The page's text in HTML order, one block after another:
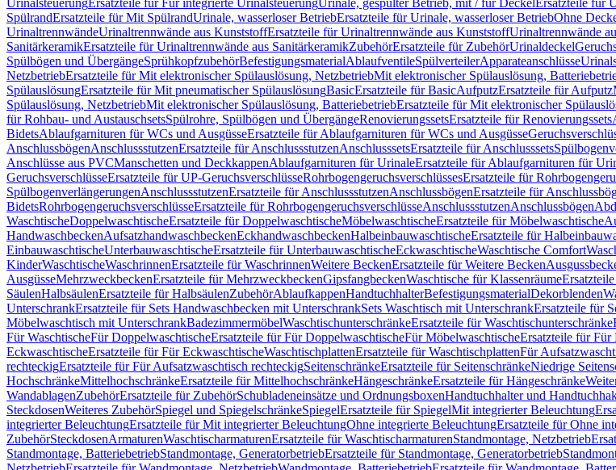
UrinalsteuerungErsatzteile für Für integrierte UrinalsteuerungUrinale, gespülter Betrieb, mit / für DeckelErsatzteile für
SpülrandErsatzteile für Mit SpülrandUrinale, wasserloser BetriebErsatzteile für Urinale, wasserloser BetriebOhne
UrinaltrennwändeUrinaltrennwände aus KunststoffErsatzteile für Urinaltrennwände aus KunststoffUrinaltrennwände
SanitärkeramikErsatzteile für Urinaltrennwände aus SanitärkeramikZubehörErsatzteile für ZubehörUrinaldeckel
Spülbögen und ÜbergängeSprühkopfzubehörBefestigungsmaterialAblaufventileSpülverteilerApparateanschlüsse
NetzbetriebErsatzteile für Mit elektronischer Spülauslösung, NetzbetriebMit elektronischer Spülauslösung,
SpülauslösungErsatzteile für Mit pneumatischer SpülauslösungBasicErsatzteile für BasicAufputzErsatzteile für Aufputz
Spülauslösung, NetzbetriebMit elektronischer Spülauslösung, BatteriebetriebErsatzteile für Mit elektronischer
für Rohbau- und AustauschsetsSpülrohre, Spülbögen und ÜbergängeRenovierungssetsErsatzteile für Renovierungssets
BidetsAblaufgarnituren für WCs und AusgüsseErsatzteile für Ablaufgarnituren für WCs und Ausgüsse
AnschlussbögenAnschlussstutzenErsatzteile für AnschlussstutzenAnschlusssetsErsatzteile für Anschlusssets
Anschlüsse aus PVCManschetten und DeckkappenAblaufgarnituren für UrinaleErsatzteile für Ablaufgarnituren für
GeruchsverschlüsseErsatzteile für UP-GeruchsverschlüsseRohrbogengeruchsverschlüssesErsatzteile für
SpülbogenverlängerungenAnschlussstutzenErsatzteile für AnschlussstutzenAnschlussbögenErsatzteile für
BidetsRohrbogengeruchsverschlüsseErsatzteile für RohrbogengeruchsverschlüsseAnschlussstutzenAnschlussbögen
WaschtischeDoppelwaschtischeErsatzteile für DoppelwaschtischeMöbelwaschtischeErsatzteile für Möbelwaschtische
HandwaschbeckenAufsatzhandwaschbeckenEckhandwaschbeckenHalbeinbauwaschtischeErsatzteile für
EinbauwaschtischeUnterbauwaschtischeErsatzteile für UnterbauwaschtischeEckwaschtischeWaschtische Comfort
KinderWaschtischeWaschrinnenErsatzteile für WaschrinnenWeitere BeckenErsatzteile für Weitere Becken
AusgüsseMehrzweckbeckenErsatzteile für MehrzweckbeckenGipsfangbeckenWaschtische für Klassenräume
SäulenHalbsäulenErsatzteile für HalbsäulenZubehörAblaufkappenHandtuchhalterBefestigungsmaterialDekorblenden
UnterschrankErsatzteile für Sets Handwaschbecken mit UnterschrankSets Waschtisch mit UnterschrankErsatzteile für
Möbelwaschtisch mit UnterschrankBadezimmermöbelWaschtischunterschränkeErsatzteile für Waschtischunterschränke
Für WaschtischeFür DoppelwaschtischeErsatzteile für Für DoppelwaschtischeFür MöbelwaschtischeErsatzteile für Für
EckwaschtischeErsatzteile für Für EckwaschtischeWaschtischplattenErsatzteile für WaschtischplattenFür
rechteckigErsatzteile für Für Aufsatzwaschtisch rechteckigSeitenschränkeErsatzteile für SeitenschränkeNiedrige
HochschränkeMittelhochschränkeErsatzteile für MittelhochschränkeHängeschränkeErsatzteile für Hängeschränke
WandablagenZubehörErsatzteile für ZubehörSchubladeneinsätze und OrdnungsboxenHandtuchhalter und
SteckdosenWeiteres ZubehörSpiegel und SpiegelschränkeSpiegelErsatzteile für SpiegelMit integrierter Beleuchtung
integrierter BeleuchtungErsatzteile für Mit integrierter BeleuchtungOhne integrierte BeleuchtungErsatzteile für Ohne
ZubehörSteckdosenArmaturenWaschtischarmaturenErsatzteile für WaschtischarmaturenStandmontage, Netzbetrieb
Standmontage, BatteriebetriebStandmontage, GeneratorbetriebErsatzteile für Standmontage, Generatorbetrieb